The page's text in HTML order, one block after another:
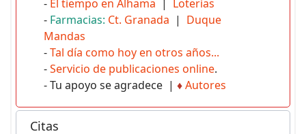
- El tiempo en Alhama | Loterías
- Farmacias: Ct. Granada | Duque
Mandas
-Tal día como hoy en otros años...
-Servicio de publicaciones online.
- Tu apoyo se agradece | ♦Autores
Citas